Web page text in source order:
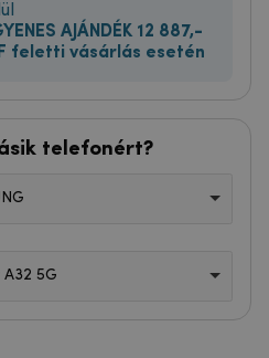
AJÁNDÉK 12 887,-
feletti vásárlás esetén
telefonért?
5G